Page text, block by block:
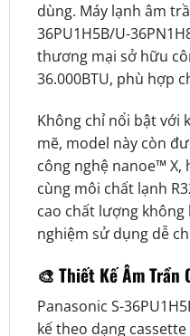
dùng. Máy lạnh âm
36PU1H5B/U-
thương mại sở hữu
36.000BTU, phù hợp
Không chỉ nổi bật với
mẽ, model này còn
công nghệ nanoe™ X,
cùng môi chất lạnh
cao chất lượng không
nghiệm sử dụng dễ
🎨 Thiết Kế Âm Trần
Panasonic S-
kế theo dạng